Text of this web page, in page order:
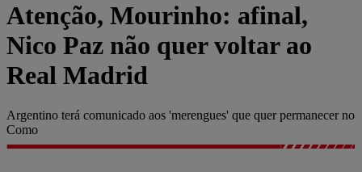
Atenção, Mourinho: afinal,
Nico Paz não quer voltar ao
Real Madrid
Argentino terá comunicado aos 'merengues' que quer permanecer no
Como